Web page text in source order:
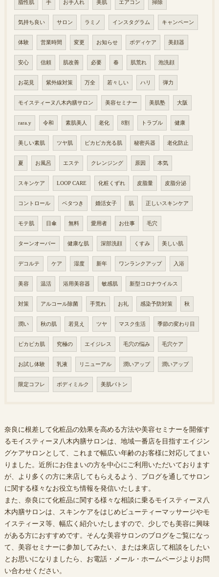
脂性肌 手 お手入れ 美肌 エアコン 掃除
気持ち良い サロン ラミノ インスタグラム キャンペーン
体験 営業時間 変更 お知らせ ボディケア 美顔器
安心 信頼 肌改善 必要 春 肌荒れ 泡洗顔
お花見 紫外線対策 万全 若々しい ハリ 弾力
モイスティーヌ八木内膳サロン 美容セミナー 美肌塾 大阪
rara.y 令和 素肌美人 老化 8割 トラブル 健康
美しい素肌 ツヤ肌 ピカピカ光る肌 秘密兵器 老化防止
夏 お風呂 エステ クレンジング 原因 本気
スキンケア LOOP CARE 化粧くずれ 皮脂量 皮脂分泌
コントロール ベタつき 婚活女子 肌 正しいスキンケア
モテ肌 日傘 無料 愛用者 お仕事 毛穴
ターンオーバー 健康な肌 深部洗顔 くすみ 美しい肌
デコルテ ケア 湿度 新年 ワンランクアップ 入浴
美容 温活 浴用美容器 敏感肌 新型コロナウイルス
対策 アルコール除菌 手荒れ お礼 感染予防対策 秋
潤い 秋の肌 若見え ツヤ マスク生活 季節の変わり目
ピカピカ肌 究極の エイジレス 毛穴の悩み 毛穴ケア
お試し体験 乳液 リニューアル 潤いアップ 潤いアップ
限定コフレ ボディミルク 美肌バトン
奈良に根差して化粧品の効果を高める方法や美容セミナーを開催す
るモイスティーヌ八木内膳サロンは、地域一番店を目指すエイジン
グケアサロンとして、これまで幅広い年齢のお客様に対応してまい
りました。近所にお住まいの方を中心にご利用いただいております
が、より多くの方に来店してもらえるよう、ブログを通してサロン
に関する様々なお役立ち情報を発信いたします。
また、奈良にて化粧品に関する様々な相談に乗るモイスティーヌ八
木内膳サロンは、スキンケアをはじめビューティーマッサージやモ
イスティーヌ等、幅広く紹介いたしますので、少しでも美容に興味
がある方におすすめです。そんな美容サロンのブログをご覧になっ
て、美容セミナーに参加してみたい、または来店して相談をしたい
とお思いになりましたら、お電話・メール・ホームページよりお問
い合わせください。